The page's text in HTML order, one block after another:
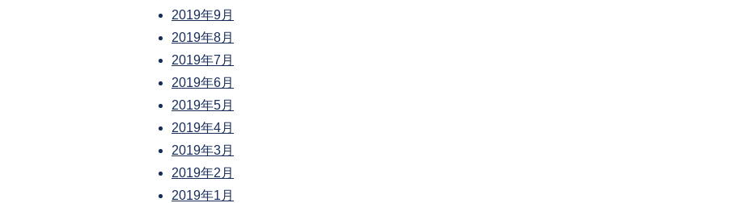
2019年9月
2019年8月
2019年7月
2019年6月
2019年5月
2019年4月
2019年3月
2019年2月
2019年1月